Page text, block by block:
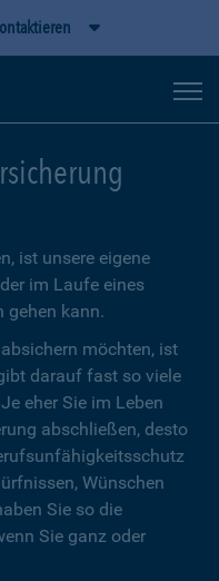
ist unsere eigene
im Laufe eines
gehen kann.
möchten, ist
darauf fast so viele
eher Sie im Leben
abschließen, desto
Wünschen
Sie so die
Sie ganz oder